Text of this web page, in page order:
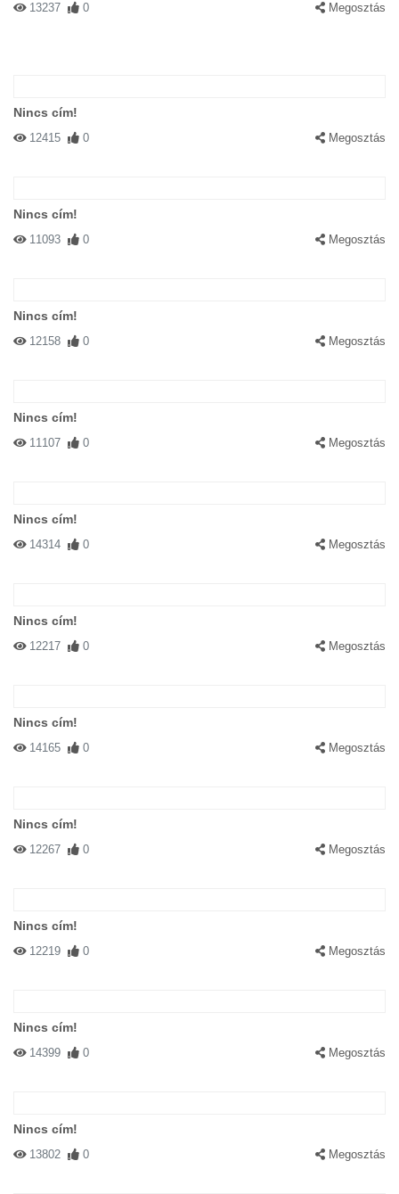
13237 0 Megosztás
Nincs cím!
12415 0 Megosztás
Nincs cím!
11093 0 Megosztás
Nincs cím!
12158 0 Megosztás
Nincs cím!
11107 0 Megosztás
Nincs cím!
14314 0 Megosztás
Nincs cím!
12217 0 Megosztás
Nincs cím!
14165 0 Megosztás
Nincs cím!
12267 0 Megosztás
Nincs cím!
12219 0 Megosztás
Nincs cím!
14399 0 Megosztás
Nincs cím!
13802 0 Megosztás